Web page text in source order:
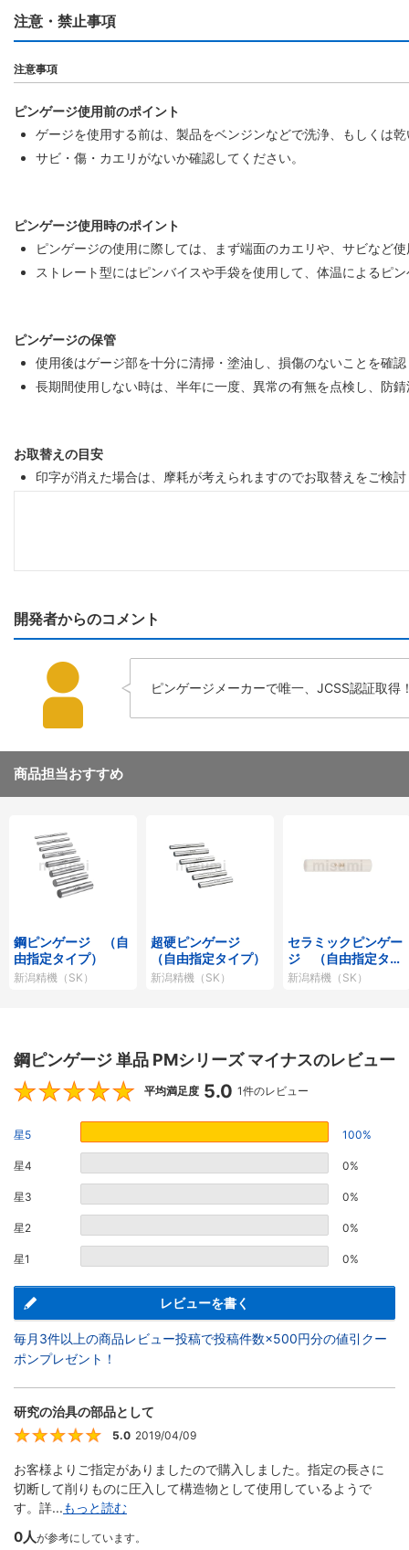
注意・禁止事項
注意事項
ピンゲージ使用前のポイント
ゲージを使用する前は、製品をベンジンなどで洗浄、もしくは
サビ・傷・カエリがないか確認してください。
ピンゲージ使用時のポイント
ピンゲージの使用に際しては、まず端面のカエリや、サビなど
ストレート型にはピンバイスや手袋を使用して、体温によるピ
ピンゲージの保管
使用後はゲージ部を十分に清掃・塗油し、損傷のないことを確
長期間使用しない時は、半年に一度、異常の有無を点検し、防
お取替えの目安
印字が消えた場合は、摩耗が考えられますのでお取替えをご検
開発者からのコメント
ピンゲージメーカーで唯一、JCSS認証取得
商品担当おすすめ
鋼ピンゲージ （自
由指定タイプ）
新潟精機（SK）
超硬ピンゲージ
（自由指定タイプ）
新潟精機（SK）
セラミックピンゲー
ジ （自由指定タイ
プ）
新潟精機（SK）
鋼ピンゲージ 単品 PMシリーズ マイナスのレビュー
5
平均満足度 5.0 1件のレビュー
星5 100%
星4 0%
星3 0%
星2 0%
星1 0%
レビューを書く
毎月3件以上の商品レビュー投稿で投稿件数×500円分の値引クー
ポンプレゼント！
研究の治具の部品として
5
5.0 2019/04/09
お客様よりご指定がありましたので購入しました。指定の長さに
切断して削りものに圧入して構造物として使用しているようで
す。詳...もっと読む
0人が参考にしています。